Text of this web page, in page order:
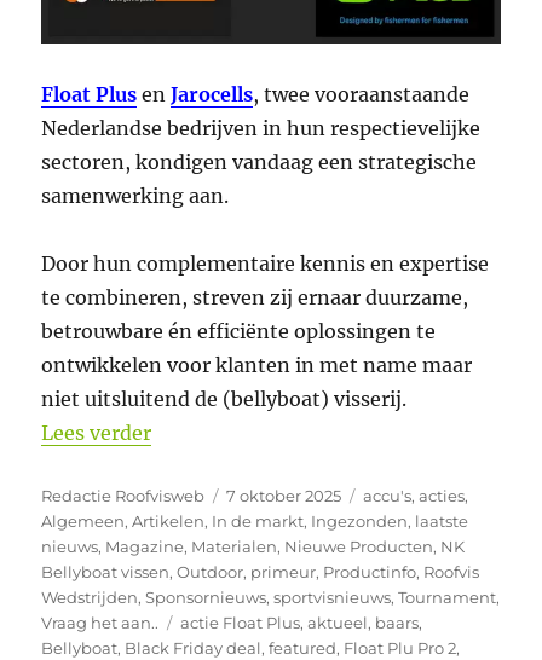
Float Plus enJarocells, twee vooraanstaande
Nederlandse bedrijven in hun respectievelijke
sectoren, kondigen vandaag een strategische
samenwerking aan.
Door hun complementaire kennis en expertise
te combineren, streven zij ernaar duurzame,
betrouwbare én efficiënte oplossingen te
ontwikkelen voor klanten in met name maar
niet uitsluitend de (bellyboat) visserij.
Lees verder“Float Plus en Jarocells bundelen
Auteur
Redactie Roofvisweb
Geplaatst
op
7 oktober 2025 Categorieën
accu's,acties,
Algemeen,Artikelen, In de markt, Ingezonden, laatste
nieuws, Magazine, Materialen, Nieuwe Producten, NK
Bellyboat vissen,Outdoor, primeur, Productinfo, Roofvis
Wedstrijden,Sponsornieuws,sportvisnieuws,Tournament,
Vraag het aan..
Tags
actie Float Plus,aktueel, baars,
Bellyboat, Black Friday deal,featured, Float Plu Pro 2,